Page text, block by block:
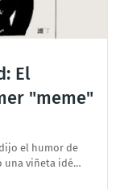
El
"meme"
el humor de
una viñeta idé…